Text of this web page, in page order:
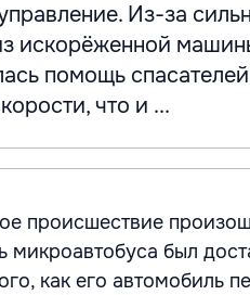
Из-за
искорёженной
помощь
что и ...
происшествие
микроавтобуса был
как его автомобиль